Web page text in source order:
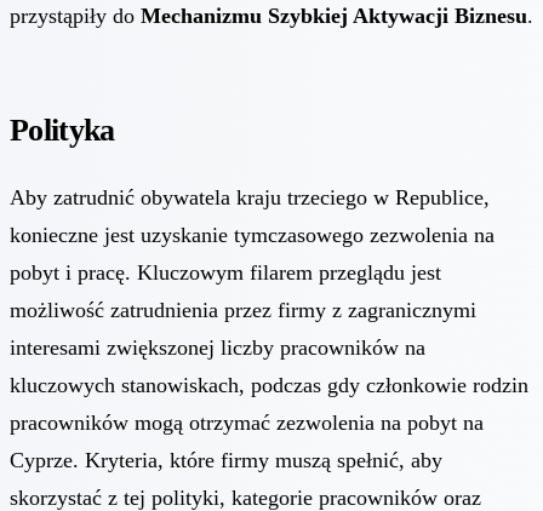
przystąpiły do Mechanizmu Szybkiej Aktywacji Biznesu.
Polityka
Aby zatrudnić obywatela kraju trzeciego w Republice,
konieczne jest uzyskanie tymczasowego zezwolenia na
pobyt i pracę. Kluczowym filarem przeglądu jest
możliwość zatrudnienia przez firmy z zagranicznymi
interesami zwiększonej liczby pracowników na
kluczowych stanowiskach, podczas gdy członkowie rodzin
pracowników mogą otrzymać zezwolenia na pobyt na
Cyprze. Kryteria, które firmy muszą spełnić, aby
skorzystać z tej polityki, kategorie pracowników oraz